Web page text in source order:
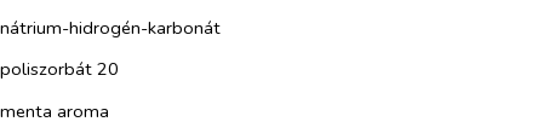
nátrium-hidrogén-karbonát
poliszorbát 20
menta aroma